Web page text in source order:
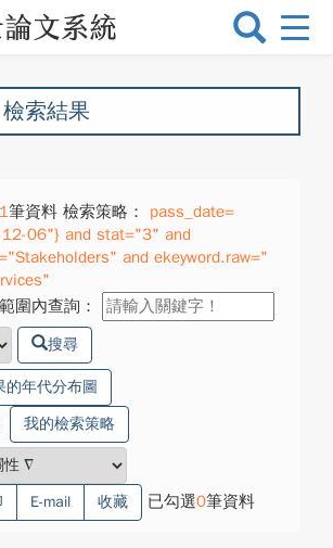
選
換
索結果
1筆資料 檢索策略：
pass_date=
06"} and stat="3" and
and ekeyword.raw="
圍內查詢：
搜尋
的年代分布圖
我的檢索策略
E-mail 收藏 已勾選0筆資料